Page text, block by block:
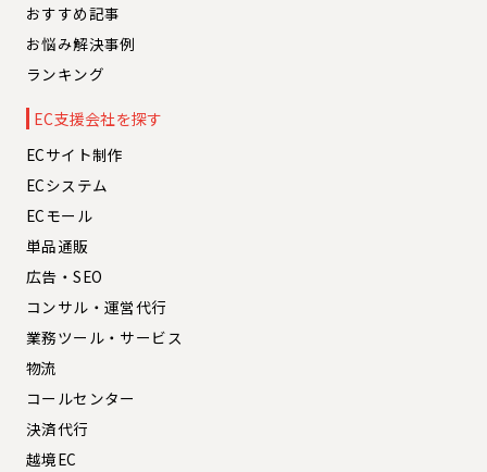
おすすめ記事
お悩み解決事例
ランキング
EC支援会社を探す
ECサイト制作
ECシステム
ECモール
単品通販
広告・SEO
コンサル・運営代行
業務ツール・サービス
物流
コールセンター
決済代行
越境EC